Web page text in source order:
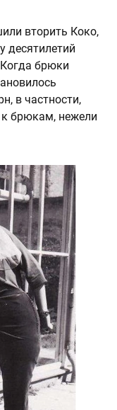
вторить Коко,
десятилетий
брюки
в частности,
брюкам, нежели